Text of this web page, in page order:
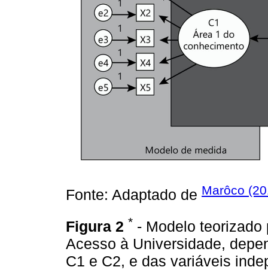
Fonte: Adaptado de Marôco
Figura 2 * - Modelo
Acesso à Universidade,
C1 e C2, e das variáveis